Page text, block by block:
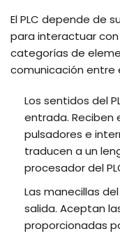
El PLC depende de
para interactuar
categorías de
comunicación entre
Los sentidos del
entrada. Reciben
pulsadores e
traducen a un
procesador del
Las manecillas
salida. Aceptan
proporcionadas